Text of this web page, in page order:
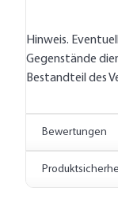
Hinweis.
Gegenstände
Bestandteil des
Bewertungen